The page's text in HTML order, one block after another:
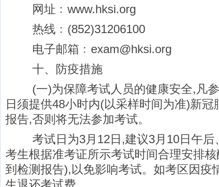
网址﹕www.hksi.org
热线﹕(852)31206100
电子邮箱﹕exam@hksi.org
十、防疫措施
(一)为保障考试人员的健康安全,凡参
日须提供48小时内(以采样时间为准)新
报告,否则将无法参加考试。
考试日为3月12日,建议3月10日午后
考生根据准考证所示考试时间合理安排
到检测报告),以免影响考试。如考区因疫
生退还考试费。